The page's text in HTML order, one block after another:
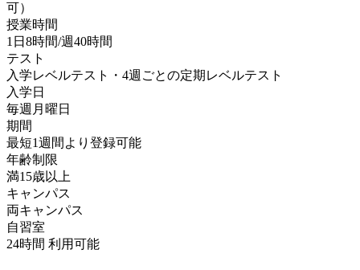
可）
授業時間
1日8時間/週40時間
テスト
入学レベルテスト・4週ごとの定期レベルテスト
入学日
毎週月曜日
期間
最短1週間より登録可能
年齢制限
満15歳以上
キャンパス
両キャンパス
自習室
24時間 利用可能